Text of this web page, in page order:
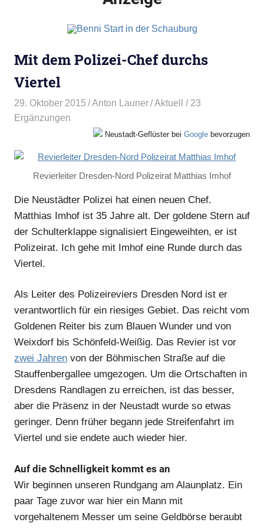
Mit dem Polizei-Chef durchs
Viertel
29. Oktober 2015 Anton Launer Aktuell
/ 23
Ergänzungen
Neustadt-Geflüster bei Google bevorzugen
Revierleiter Dresden-Nord Polizeirat Matthias Imhof
Die Neustädter Polizei hat einen neuen Chef.
Matthias Imhof ist 35 Jahre alt. Der goldene Stern auf
der Schulterklappe signalisiert Eingeweihten, er ist
Polizeirat. Ich gehe mit Imhof eine Runde durch das
Viertel.
Als Leiter des Polizeireviers Dresden Nord ist er
verantwortlich für ein riesiges Gebiet. Das reicht vom
Goldenen Reiter bis zum Blauen Wunder und von
Weixdorf bis Schönfeld-Weißig. Das Revier ist vor
zwei Jahren von der Böhmischen Straße auf die
Stauffenbergallee umgezogen. Um die Ortschaften in
Dresdens Randlagen zu erreichen, ist das besser,
aber die Präsenz in der Neustadt wurde so etwas
geringer. Denn früher begann jede Streifenfahrt im
Viertel und sie endete auch wieder hier.
Auf die Schnelligkeit kommt es an
Wir beginnen unseren Rundgang am Alaunplatz. Ein
paar Tage zuvor war hier ein Mann mit
vorgehaltenem Messer um seine Geldbörse beraubt